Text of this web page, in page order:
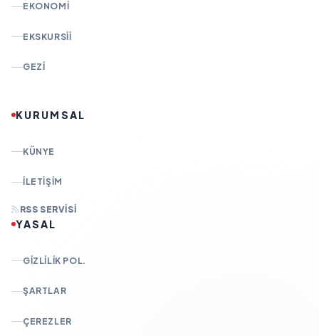
EKONOMI
EKSKURSII
GEZI
KURUMSAL
KÜNYE
İLETIŞIM
RSS SERVISI
YASAL
GIZLILIK POL.
ŞARTLAR
ÇEREZLER